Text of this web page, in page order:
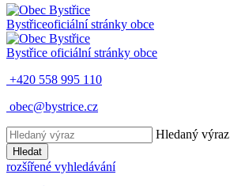
Bystřiceoficiální stránky obce
Bystřice oficiální stránky obce
+420 558 995 110
obec@bystrice.cz
Hledaný výraz
Hledat
rozšířené vyhledávání